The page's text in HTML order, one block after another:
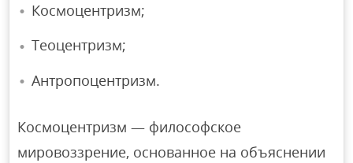
Космоцентризм;
Теоцентризм;
Антропоцентризм.
Космоцентризм — философское
мировоззрение, основанное на объяснении